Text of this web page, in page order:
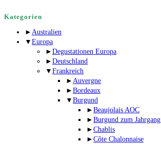
Kategorien
► Australien
▼ Europa
► Degustationen Europa
► Deutschland
▼ Frankreich
► Auvergne
► Bordeaux
▼ Burgund
► Beaujolais AOC
► Burgund zum Jahrgang
► Chablis
► Côte Chalonnaise